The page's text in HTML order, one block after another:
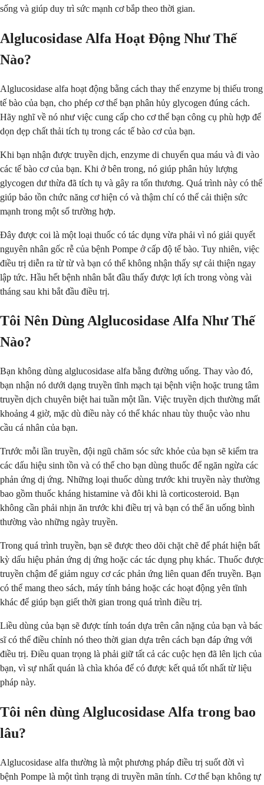
sống và giúp duy trì sức mạnh cơ bắp theo thời gian.
Alglucosidase Alfa Hoạt Động Như Thế
Nào?
Alglucosidase alfa hoạt động bằng cách thay thế enzyme bị thiếu trong
tế bào của bạn, cho phép cơ thể bạn phân hủy glycogen đúng cách.
Hãy nghĩ về nó như việc cung cấp cho cơ thể bạn công cụ phù hợp để
dọn dẹp chất thải tích tụ trong các tế bào cơ của bạn.
Khi bạn nhận được truyền dịch, enzyme di chuyển qua máu và đi vào
các tế bào cơ của bạn. Khi ở bên trong, nó giúp phân hủy lượng
glycogen dư thừa đã tích tụ và gây ra tổn thương. Quá trình này có thể
giúp bảo tồn chức năng cơ hiện có và thậm chí có thể cải thiện sức
mạnh trong một số trường hợp.
Đây được coi là một loại thuốc có tác dụng vừa phải vì nó giải quyết
nguyên nhân gốc rễ của bệnh Pompe ở cấp độ tế bào. Tuy nhiên, việc
điều trị diễn ra từ từ và bạn có thể không nhận thấy sự cải thiện ngay
lập tức. Hầu hết bệnh nhân bắt đầu thấy được lợi ích trong vòng vài
tháng sau khi bắt đầu điều trị.
Tôi Nên Dùng Alglucosidase Alfa Như Thế
Nào?
Bạn không dùng alglucosidase alfa bằng đường uống. Thay vào đó,
bạn nhận nó dưới dạng truyền tĩnh mạch tại bệnh viện hoặc trung tâm
truyền dịch chuyên biệt hai tuần một lần. Việc truyền dịch thường mất
khoảng 4 giờ, mặc dù điều này có thể khác nhau tùy thuộc vào nhu
cầu cá nhân của bạn.
Trước mỗi lần truyền, đội ngũ chăm sóc sức khỏe của bạn sẽ kiểm tra
các dấu hiệu sinh tồn và có thể cho bạn dùng thuốc để ngăn ngừa các
phản ứng dị ứng. Những loại thuốc dùng trước khi truyền này thường
bao gồm thuốc kháng histamine và đôi khi là corticosteroid. Bạn
không cần phải nhịn ăn trước khi điều trị và bạn có thể ăn uống bình
thường vào những ngày truyền.
Trong quá trình truyền, bạn sẽ được theo dõi chặt chẽ để phát hiện bất
kỳ dấu hiệu phản ứng dị ứng hoặc các tác dụng phụ khác. Thuốc được
truyền chậm để giảm nguy cơ các phản ứng liên quan đến truyền. Bạn
có thể mang theo sách, máy tính bảng hoặc các hoạt động yên tĩnh
khác để giúp bạn giết thời gian trong quá trình điều trị.
Liều dùng của bạn sẽ được tính toán dựa trên cân nặng của bạn và bác
sĩ có thể điều chỉnh nó theo thời gian dựa trên cách bạn đáp ứng với
điều trị. Điều quan trọng là phải giữ tất cả các cuộc hẹn đã lên lịch của
bạn, vì sự nhất quán là chìa khóa để có được kết quả tốt nhất từ liệu
pháp này.
Tôi nên dùng Alglucosidase Alfa trong bao
lâu?
Alglucosidase alfa thường là một phương pháp điều trị suốt đời vì
bệnh Pompe là một tình trạng di truyền mãn tính. Cơ thể bạn không tự